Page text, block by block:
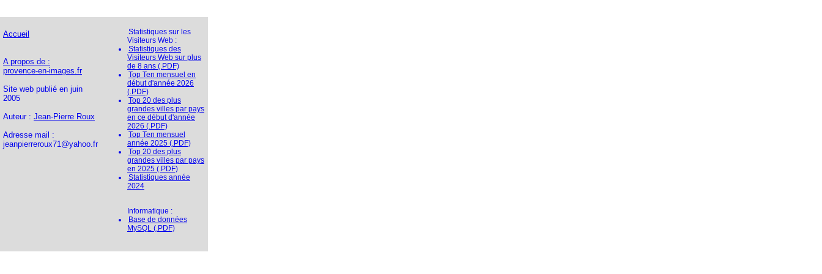
Accueil
A propos de :
provence-en-images.fr
Site web publié en juin
2005
Auteur : Jean-Pierre Roux
Adresse mail :
jeanpierreroux71@yahoo.fr
Statistiques sur les
Visiteurs Web :
Statistiques des
Visiteurs Web sur plus
de 8 ans (.PDF)
Top Ten mensuel en
début d'année 2026
(.PDF)
Top 20 des plus
grandes villes par pays
en ce début d'année
2026 (.PDF)
Top Ten mensuel
année 2025 (.PDF)
Top 20 des plus
grandes villes par pays
en 2025 (.PDF)
Statistiques année
2024
Informatique :
Base de données
MySQL (.PDF)